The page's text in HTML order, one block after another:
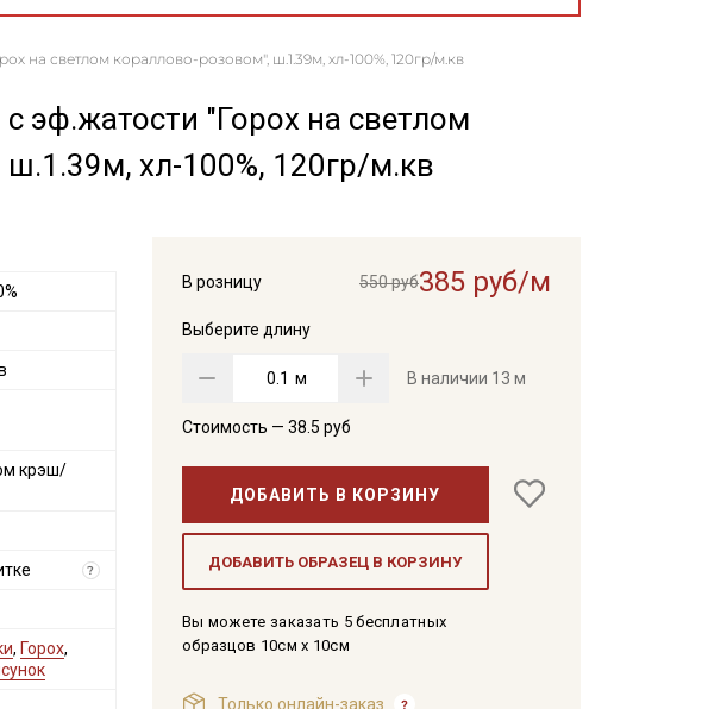
на светлом кораллово-розовом", ш.1.39м, хл-100%, 120гр/м.кв
эф.жатости "Горох на светлом
хл-100%, 120гр/м.кв
В розницу 550 руб385 руб/м
Выберите длину
м В наличии 13 м
Стоимость — 38.5 руб
ДОБАВИТЬ В КОРЗИНУ
ДОБАВИТЬ ОБРАЗЕЦ В КОРЗИНУ
Вы можете заказать 5 бесплатных
образцов 10см x 10см
Только онлайн-заказ
крэш/
?
, Горох,